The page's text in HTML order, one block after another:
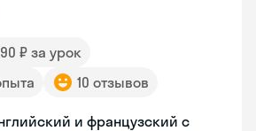
₽ за урок
10 отзывов
и французский с